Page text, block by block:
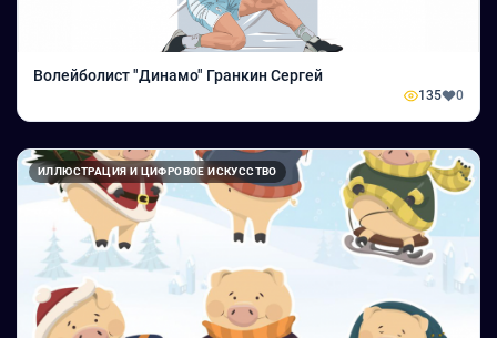
Волейболист "Динамо" Гранкин Сергей
135 0
ИЛЛЮСТРАЦИЯ И ЦИФРОВОЕ ИСКУССТВО